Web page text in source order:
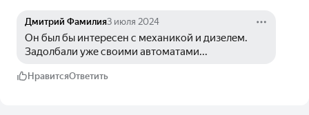
Дмитрий Фамилия3 июля 2024
Он был бы интересен с механикой и дизелем.
Задолбали уже своими автоматами...
НравитсяОтветить